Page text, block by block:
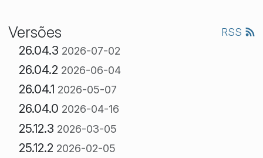
Versões RSS
26.04.3 2026-07-02
26.04.2 2026-06-04
26.04.1 2026-05-07
26.04.0 2026-04-16
25.12.3 2026-03-05
25.12.2 2026-02-05